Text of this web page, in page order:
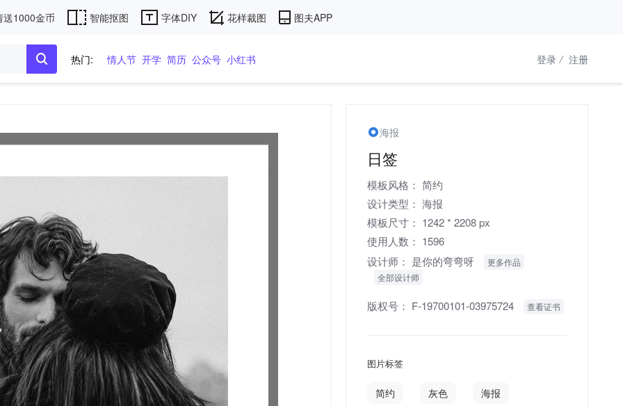
送1000金币 智能抠图 字体DIY 花样裁图 图夫APP
热门: 情人节 开学 简历 公众号 小红书 登录 / 注册
海报
日签
模板风格： 简约
设计类型： 海报
模板尺寸： 1242 * 2208 px
使用人数： 1596
设计师： 是你的弯弯呀
更多作品
全部设计师
版权号： F-19700101-03975724 查看证书
图片标签
简约 灰色 海报